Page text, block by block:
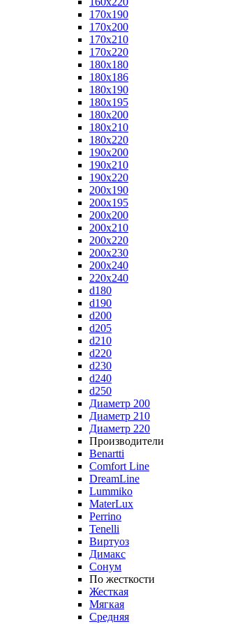
170x190
170x200
170x210
170x220
180x180
180x186
180x190
180x195
180x200
180x210
180x220
190x200
190x210
190x220
200x190
200x195
200x200
200x210
200x220
200x230
200x240
220x240
d180
d190
d200
d205
d210
d220
d230
d240
d250
Диаметр 200
Диаметр 210
Диаметр 220
Производители
Benartti
Comfort Line
DreamLine
Lummiko
MaterLux
Perrino
Tenelli
Виртуоз
Димакс
Сонум
По жесткости
Жесткая
Мягкая
Средняя